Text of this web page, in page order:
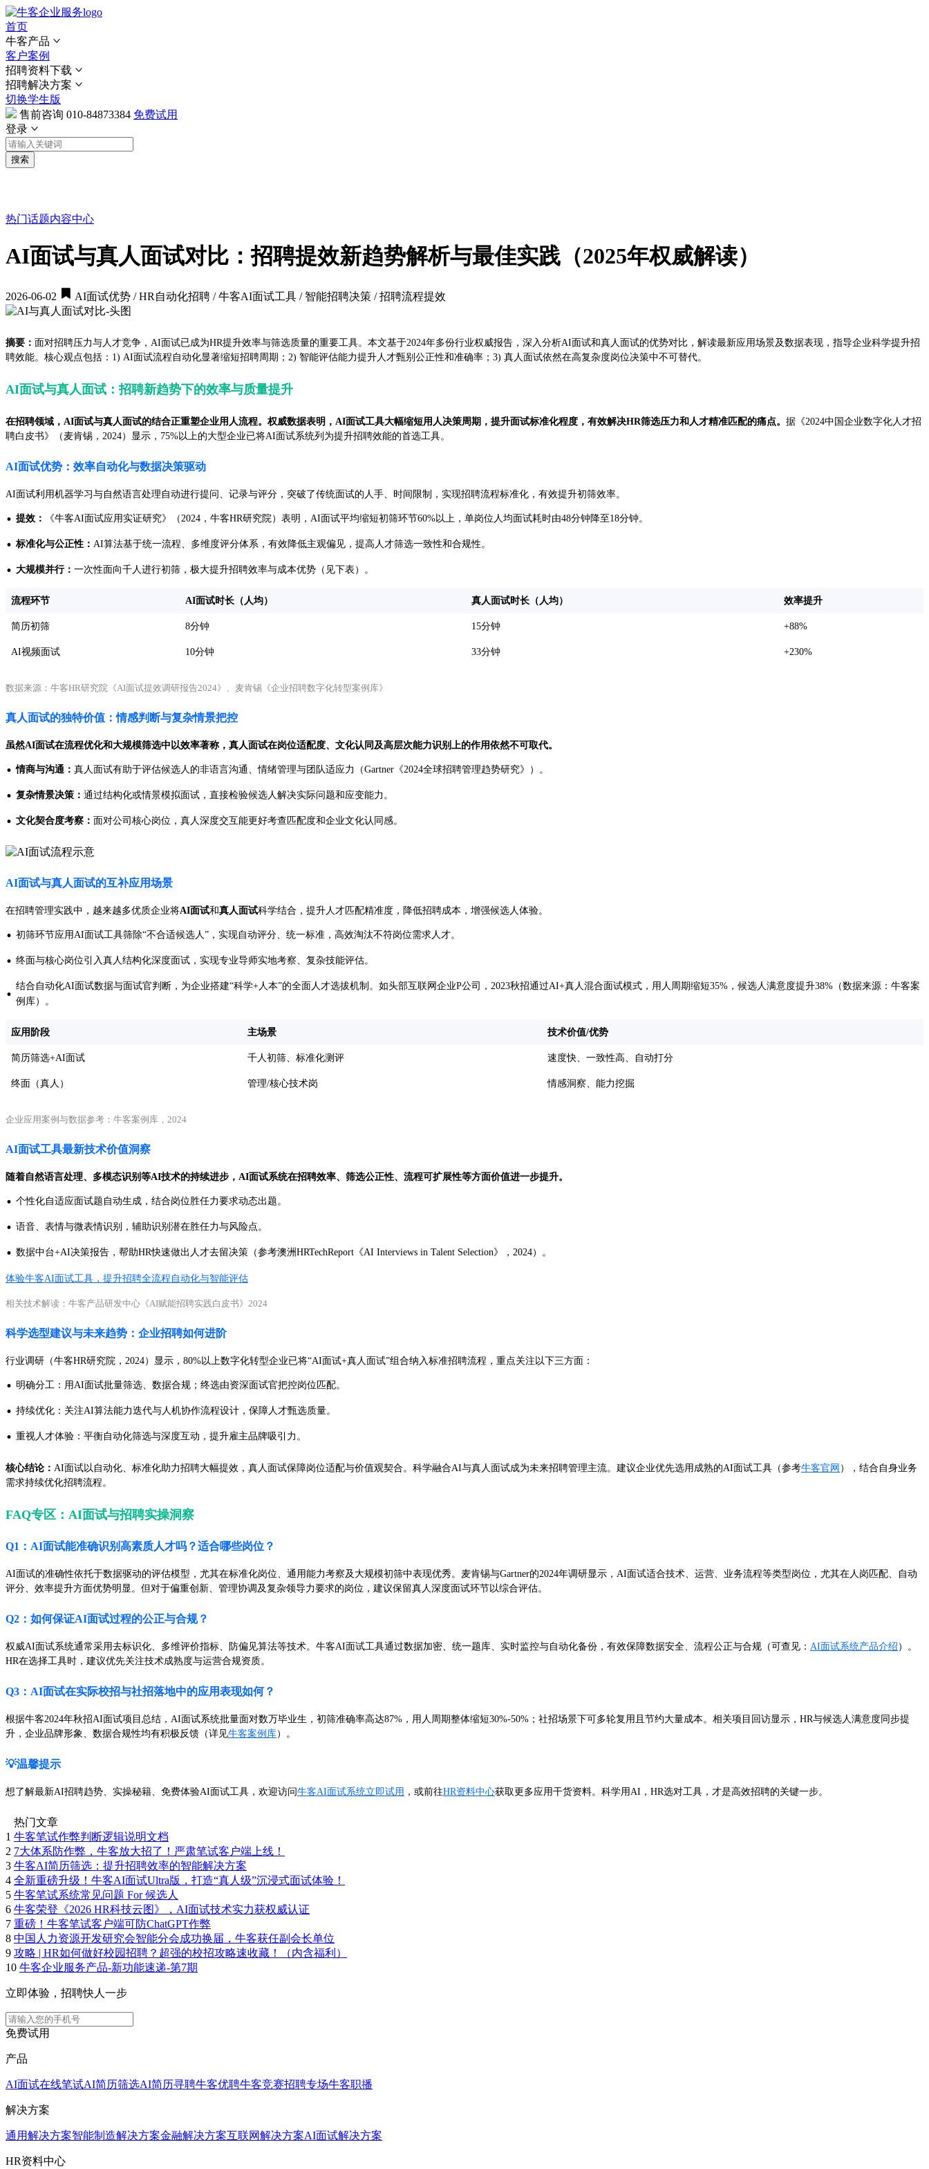
首页
牛客产品
客户案例
招聘资料下载
招聘解决方案
切换学生版
售前咨询 010-84873384 免费试用
登录
搜索
热门话题内容中心
AI面试与真人面试对比：招聘提效新趋势解析与最佳实践（2025年权威解读）
2026-06-02 AI面试优势 / HR自动化招聘 / 牛客AI面试工具 / 智能招聘决策 / 招聘流程提效
摘要： 面对招聘压力与人才竞争，AI面试已成为HR提升效率与筛选质量的重要工具。本文基于2024年多份行业权威报告，深入分析AI面试和真人面试的优势对比，解读最新应用场景及数据表现，指导企业科学提升招
聘效能。核心观点包括：1) AI面试流程自动化显著缩短招聘周期；2) 智能评估能力提升人才甄别公正性和准确率；3) 真人面试依然在高复杂度岗位决策中不可替代。
AI面试与真人面试：招聘新趋势下的效率与质量提升
在招聘领域， AI面试与真人面试的结合正重塑企业用人流程。权威数据表明，AI面试工具大幅缩短用人决策周期，提升面试标准化程度，有效解决HR筛选压力和人才精准匹配的痛点。 据《2024中国企业数字化人才招
聘白皮书》（麦肯锡，2024）显示，75%以上的大型企业已将AI面试系统列为提升招聘效能的首选工具。
AI面试优势：效率自动化与数据决策驱动
AI面试利用机器学习与自然语言处理自动进行提问、记录与评分，突破了传统面试的人手、时间限制，实现招聘流程标准化，有效提升初筛效率。
· 提效： 《牛客AI面试应用实证研究》（2024，牛客HR研究院）表明，AI面试平均缩短初筛环节60%以上，单岗位人均面试耗时由48分钟降至18分钟。
· 标准化与公正性： AI算法基于统一流程、多维度评分体系，有效降低主观偏见，提高人才筛选一致性和合规性。
· 大规模并行： 一次性面向千人进行初筛，极大提升招聘效率与成本优势（见下表）。
流程环节 AI面试时长（人均） 真人面试时长（人均） 效率提升
简历初筛 8分钟 15分钟 +88%
AI视频面试 10分钟 33分钟 +230%
数据来源：牛客HR研究院《AI面试提效调研报告2024》、麦肯锡《企业招聘数字化转型案例库》
真人面试的独特价值：情感判断与复杂情景把控
虽然AI面试在流程优化和大规模筛选中以效率著称， 真人面试在岗位适配度、文化认同及高层次能力识别上的作用依然不可取代。
· 情商与沟通： 真人面试有助于评估候选人的非语言沟通、情绪管理与团队适应力（Gartner《2024全球招聘管理趋势研究》）。
· 复杂情景决策： 通过结构化或情景模拟面试，直接检验候选人解决实际问题和应变能力。
· 文化契合度考察： 面对公司核心岗位，真人深度交互能更好考查匹配度和企业文化认同感。
AI面试与真人面试的互补应用场景
在招聘管理实践中，越来越多优质企业将AI面试和真人面试科学结合，提升人才匹配精准度，降低招聘成本，增强候选人体验。
· 初筛环节应用AI面试工具筛除“不合适候选人”，实现自动评分、统一标准，高效淘汰不符岗位需求人才。
· 终面与核心岗位引入真人结构化深度面试，实现专业导师实地考察、复杂技能评估。
· 结合自动化AI面试数据与面试官判断，为企业搭建“科学+人本”的全面人才选拔机制。如头部互联网企业P公司，2023秋招通过AI+真人混合面试模式，用人周期缩短35%，候选人满意度提升38%（数据来源：牛客案
例库）。
应用阶段 主场景 技术价值/优势
简历筛选+AI面试 千人初筛、标准化测评 速度快、一致性高、自动打分
终面（真人） 管理/核心技术岗 情感洞察、能力挖掘
企业应用案例与数据参考：牛客案例库，2024
AI面试工具最新技术价值洞察
随着自然语言处理、多模态识别等AI技术的持续进步，AI面试系统在招聘效率、筛选公正性、流程可扩展性等方面价值进一步提升。
· 个性化自适应面试题自动生成，结合岗位胜任力要求动态出题。
· 语音、表情与微表情识别，辅助识别潜在胜任力与风险点。
· 数据中台+AI决策报告，帮助HR快速做出人才去留决策（参考澳洲HRTechReport《AI Interviews in Talent Selection》，2024）。
体验牛客AI面试工具，提升招聘全流程自动化与智能评估
相关技术解读：牛客产品研发中心《AI赋能招聘实践白皮书》2024
科学选型建议与未来趋势：企业招聘如何进阶
行业调研（牛客HR研究院，2024）显示，80%以上数字化转型企业已将“AI面试+真人面试”组合纳入标准招聘流程，重点关注以下三方面：
· 明确分工：用AI面试批量筛选、数据合规；终选由资深面试官把控岗位匹配。
· 持续优化：关注AI算法能力迭代与人机协作流程设计，保障人才甄选质量。
· 重视人才体验：平衡自动化筛选与深度互动，提升雇主品牌吸引力。
核心结论： AI面试以自动化、标准化助力招聘大幅提效，真人面试保障岗位适配与价值观契合。科学融合AI与真人面试成为未来招聘管理主流。建议企业优先选用成熟的AI面试工具（参考牛客官网 ），结合自身业务
需求持续优化招聘流程。
FAQ专区：AI面试与招聘实操洞察
Q1：AI面试能准确识别高素质人才吗？适合哪些岗位？
AI面试的准确性依托于数据驱动的评估模型，尤其在标准化岗位、通用能力考察及大规模初筛中表现优秀。麦肯锡与Gartner的2024年调研显示，AI面试适合技术、运营、业务流程等类型岗位，尤其在人岗匹配、自动
评分、效率提升方面优势明显。但对于偏重创新、管理协调及复杂领导力要求的岗位，建议保留真人深度面试环节以综合评估。
Q2：如何保证AI面试过程的公正与合规？
权威AI面试系统通常采用去标识化、多维评价指标、防偏见算法等技术。牛客AI面试工具通过数据加密、统一题库、实时监控与自动化备份，有效保障数据安全、流程公正与合规（可查见： AI面试系统产品介绍 ）。
HR在选择工具时，建议优先关注技术成熟度与运营合规资质。
Q3：AI面试在实际校招与社招落地中的应用表现如何？
根据牛客2024年秋招AI面试项目总结，AI面试系统批量面对数万毕业生，初筛准确率高达87%，用人周期整体缩短30%-50%；社招场景下可多轮复用且节约大量成本。相关项目回访显示，HR与候选人满意度同步提
升，企业品牌形象、数据合规性均有积极反馈（详见牛客案例库）。
💡温馨提示
想了解最新AI招聘趋势、实操秘籍、免费体验AI面试工具，欢迎访问牛客AI面试系统立即试用 ，或前往HR资料中心获取更多应用干货资料。科学用AI，HR选对工具，才是高效招聘的关键一步。
热门文章
1 牛客笔试作弊判断逻辑说明文档
2 7大体系防作弊，牛客放大招了！严肃笔试客户端上线！
3 牛客AI简历筛选：提升招聘效率的智能解决方案
4 全新重磅升级！牛客AI面试Ultra版，打造“真人级”沉浸式面试体验！
5 牛客笔试系统常见问题 For 候选人
6 牛客荣登《2026 HR科技云图》，AI面试技术实力获权威认证
7 重磅！牛客笔试客户端可防ChatGPT作弊
8 中国人力资源开发研究会智能分会成功换届，牛客获任副会长单位
9 攻略 | HR如何做好校园招聘？超强的校招攻略速收藏！（内含福利）
10 牛客企业服务产品-新功能速递-第7期
立即体验，招聘快人一步
免费试用
产品
AI面试在线笔试AI简历筛选AI简历寻聘牛客优聘牛客竞赛招聘专场牛客职播
解决方案
通用解决方案智能制造解决方案金融解决方案互联网解决方案AI面试解决方案
HR资料中心